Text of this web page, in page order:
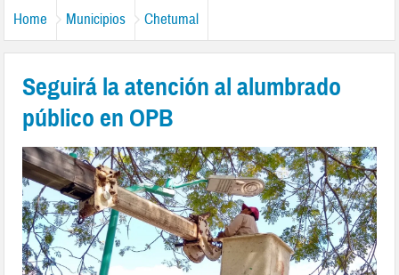
Home Municipios Chetumal
Seguirá la atención al alumbrado
público en OPB